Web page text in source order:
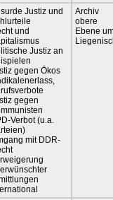
Justiz und
und
Justiz an
gegen Ökos
gegen
Verbot (u.a.
mit DDR-
Archiv
obere
Ebene